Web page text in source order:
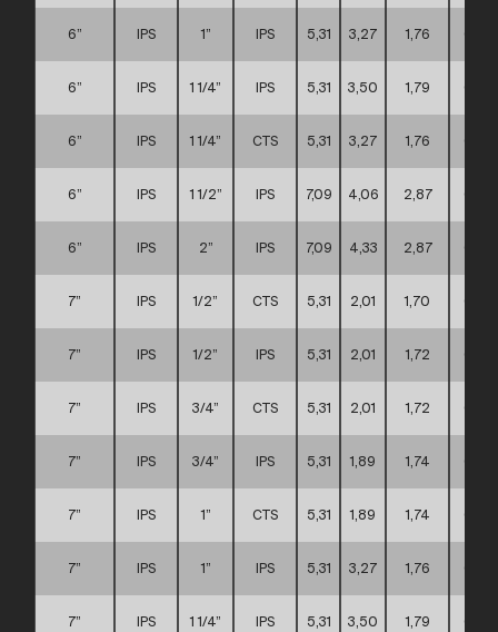
6” IPS 1” IPS 5,31 3,27 1,76
6” IPS 1 1/4” IPS 5,31 3,50 1,79 C
6” IPS 1 1/4” CTS 5,31 3,27 1,76
6” IPS 1 1/2” IPS 7,09 4,06 2,87 C
6” IPS 2” IPS 7,09 4,33 2,87
7” IPS 1/2” CTS 5,31 2,01 1,70 C
7” IPS 1/2” IPS 5,31 2,01 1,72
7” IPS 3/4” CTS 5,31 2,01 1,72 C
7” IPS 3/4” IPS 5,31 1,89 1,74
7” IPS 1” CTS 5,31 1,89 1,74 C
7” IPS 1” IPS 5,31 3,27 1,76
7” IPS 1 1/4” IPS 5,31 3,50 1,79 C